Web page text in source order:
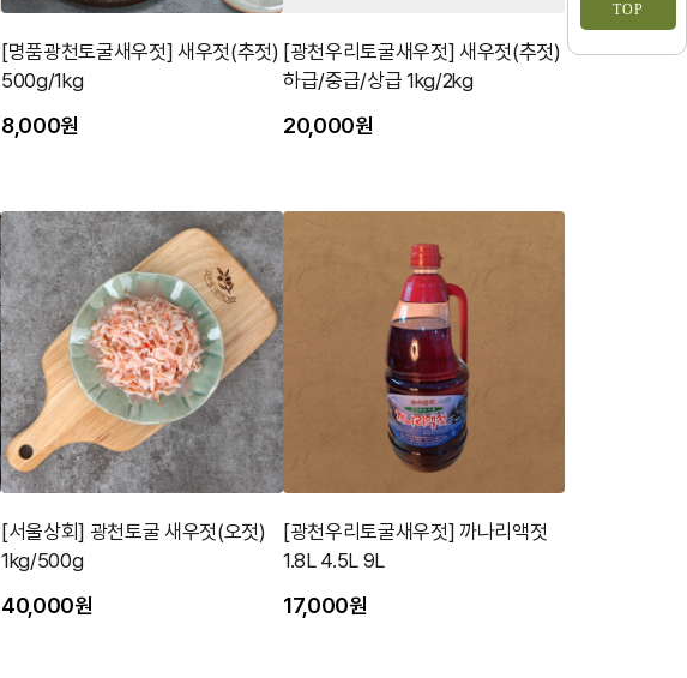
TOP
[명품광천토굴새우젓] 새우젓(추젓)
500g/1kg
8,000원
[광천우리토굴새우젓] 새우젓(추젓)
하급/중급/상급 1kg/2kg
20,000원
[서울상회] 광천토굴 새우젓(오젓)
1kg/500g
40,000원
[광천우리토굴새우젓] 까나리액젓
1.8L 4.5L 9L
17,000원